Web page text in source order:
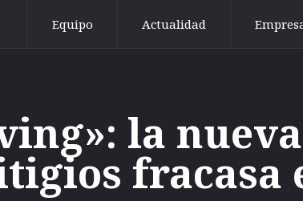
Equipo Actualidad
la
fracasa